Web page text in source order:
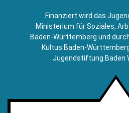
Finanziert wird das
Ministerium für Soziales,
Baden-Württemberg und
Kultus Baden-
Jugendstiftung Baden